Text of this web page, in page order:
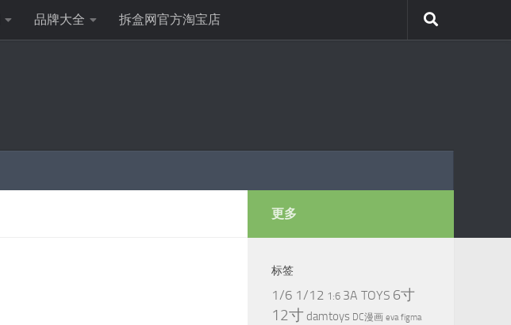
品牌大全 拆盒网官方淘宝店
更多
标签
1/6 1/12 1:6 3A TOYS 6寸
12寸 damtoys DC漫画 eva figma